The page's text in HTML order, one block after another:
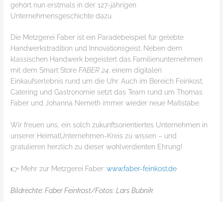
gehört nun erstmals in der 127-jährigen
Unternehmensgeschichte dazu.
Die Metzgerei Faber ist ein Paradebeispiel für gelebte
Handwerkstradition und Innovationsgeist. Neben dem
klassischen Handwerk begeistert das Familienunternehmen
mit dem Smart StoreFABER 24, einem digitalen
Einkaufserlebnis rund um die Uhr. Auch im Bereich Feinkost,
Catering und Gastronomie setzt das Team rund um Thomas
Faber und Johanna Nemeth immer wieder neue Maßstäbe.
Wir freuen uns, ein solch zukunftsorientiertes Unternehmen in
unserer HeimatUnternehmen-Kreis zu wissen – und
gratulieren herzlich zu dieser wohlverdienten Ehrung!
👉 Mehr zur Metzgerei Faber:www.faber-feinkost.de
Bildrechte: Faber Feinkost/Fotos: Lars Bubnik